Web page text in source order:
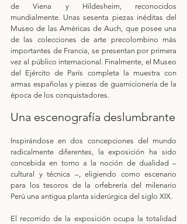
de Viena y Hildesheim, reconocidos
mundialmente. Unas sesenta piezas inéditas del
Museo de las Américas de Auch, que posee una
de las colecciones de arte precolombino más
importantes de Francia, se presentan por primera
vez al público internacional. Finalmente, el Museo
del Ejército de París completa la muestra con
armas españolas y piezas de guarnicionería de la
época de los conquistadores.
Una escenografía deslumbrante
Inspirándose en dos concepciones del mundo
radicalmente diferentes, la exposición ha sido
concebida en torno a la noción de dualidad –
cultural y técnica –, eligiendo como escenario
para los tesoros de la orfebrería del milenario
Perú una antigua planta siderúrgica del siglo XIX.
El recorrido de la exposición ocupa la totalidad